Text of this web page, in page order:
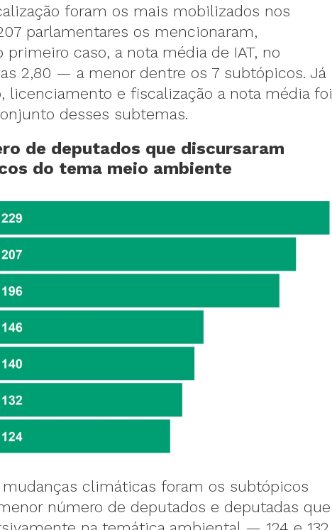
foram os mais mobilizados nos
parlamentares os mencionaram,
primeiro caso, a nota média de IAT, no
2,80 — a menor dentre os 7 subtópicos. Já
licenciamento e fiscalização a nota média foi
desses subtemas.
de deputados que discursaram
do tema meio ambiente
climáticas foram os subtópicos
número de deputados e deputadas que